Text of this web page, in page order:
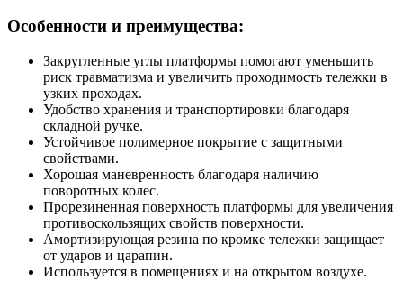
Особенности и преимущества:
Закругленные углы платформы помогают уменьшить
риск травматизма и увеличить проходимость тележки в
узких проходах.
Удобство хранения и транспортировки благодаря
складной ручке.
Устойчивое полимерное покрытие с защитными
свойствами.
Хорошая маневренность благодаря наличию
поворотных колес.
Прорезиненная поверхность платформы для увеличения
противоскользящих свойств поверхности.
Амортизирующая резина по кромке тележки защищает
от ударов и царапин.
Используется в помещениях и на открытом воздухе.